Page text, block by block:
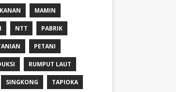
MAMIN
NTT PABRIK
PETANI
RUMPUT LAUT
SINGKONG TAPIOKA